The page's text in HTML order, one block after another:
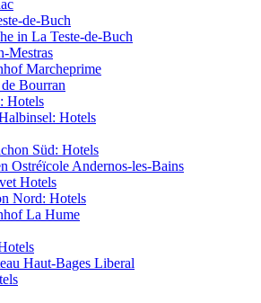
de-Buch
in La Teste-de-Buch
Mestras
Marcheprime
Bourran
Hotels
Hotels
Süd: Hotels
Ostréïcole Andernos-les-Bains
Hotels
Nord: Hotels
La Hume
Haut-Bages Liberal